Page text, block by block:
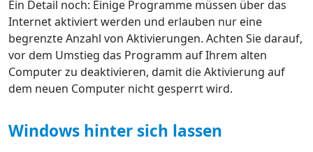
Ein Detail noch: Einige Programme müssen über das
Internet aktiviert werden und erlauben nur eine
begrenzte Anzahl von Aktivierungen. Achten Sie darauf,
vor dem Umstieg das Programm auf Ihrem alten
Computer zu deaktivieren, damit die Aktivierung auf
dem neuen Computer nicht gesperrt wird.
Windows hinter sich lassen